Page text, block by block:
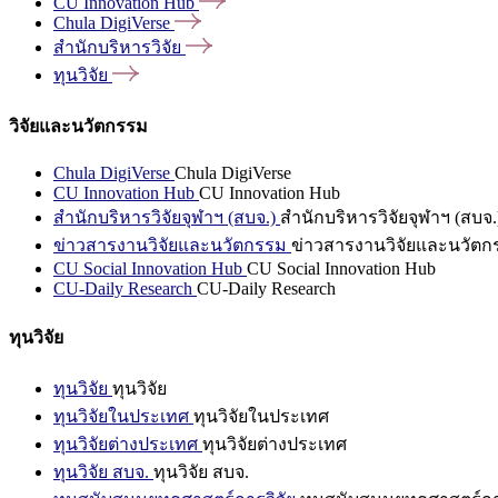
Chula DigiVerse
สำนักบริหารวิจัย
ทุนวิจัย
วิจัยและนวัตกรรม
Chula DigiVerse Chula DigiVerse
CU Innovation Hub CU Innovation Hub
สำนักบริหารวิจัยจุฬาฯ (สบจ.) สำนักบริหารวิจัยจุฬาฯ (สบจ
ข่าวสารงานวิจัยและนวัตกรรม ข่าวสารงานวิจัยและนวัตก
CU Social Innovation Hub CU Social Innovation Hub
CU-Daily Research CU-Daily Research
ทุนวิจัย
ทุนวิจัย ทุนวิจัย
ทุนวิจัยในประเทศ ทุนวิจัยในประเทศ
ทุนวิจัยต่างประเทศ ทุนวิจัยต่างประเทศ
ทุนวิจัย สบจ. ทุนวิจัย สบจ.